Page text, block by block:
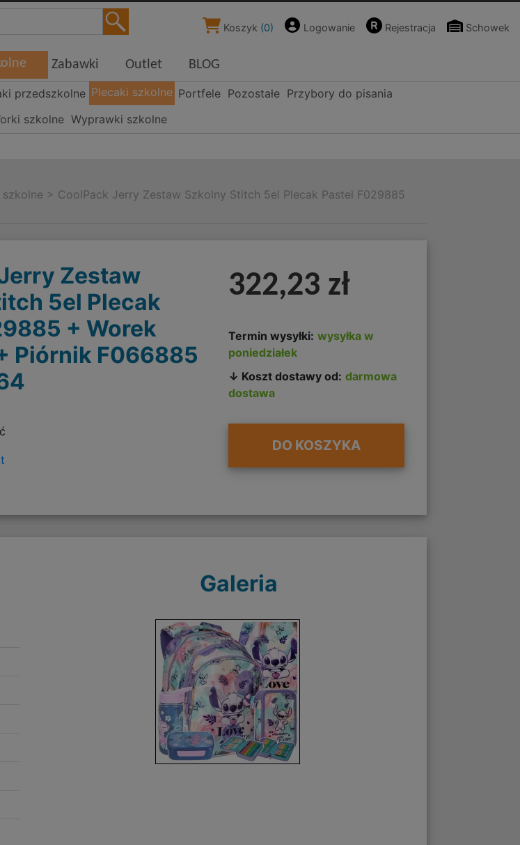
Koszyk (0) Logowanie Rejestracja Schowek
Zabawki Outlet BLOG
przedszkolne Plecaki szkolne Portfele Pozostałe Przybory do pisania
szkolne Wyprawki szkolne
> CoolPack Jerry Zestaw Szkolny Stitch 5el Plecak Pastel F029885
Zestaw
5el Plecak
+ Worek
Piórnik F066885
322,23 zł
Termin wysyłki: wysyłka w
poniedziałek
↓ Koszt dostawy od: darmowa
dostawa
DO KOSZYKA
Galeria